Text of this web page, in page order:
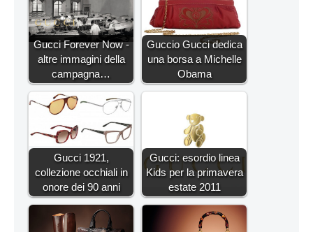
Gucci Forever Now -
altre immagini della
campagna…
Guccio Gucci dedica
una borsa a Michelle
Obama
Gucci 1921,
collezione occhiali in
onore dei 90 anni
Gucci: esordio linea
Kids per la primavera
estate 2011